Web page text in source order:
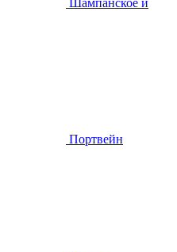
Шампанское и
Портвейн